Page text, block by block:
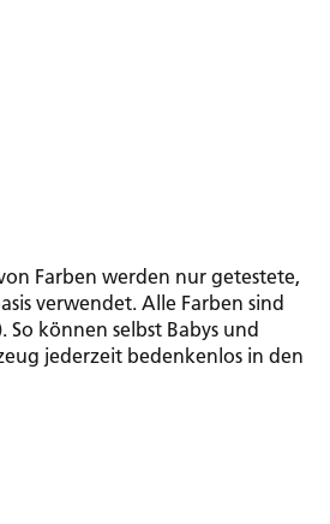
Farben werden nur getestete,
verwendet. Alle Farben sind
können selbst Babys und
jederzeit bedenkenlos in den